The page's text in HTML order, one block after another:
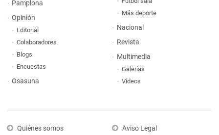
Pamplona
Opinión
Editorial
Colaboradores
Blogs
Encuestas
Osasuna
Más deporte
Nacional
Revista
Multimedia
Galerías
Vídeos
Quiénes somos Aviso Legal